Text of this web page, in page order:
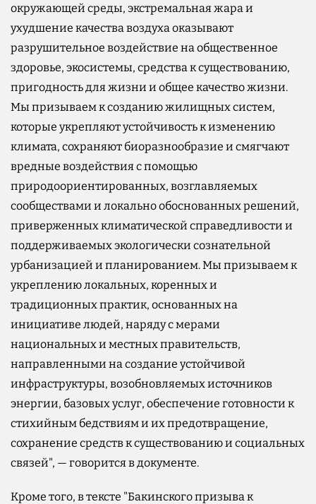
окружающей среды, экстремальная жара и
ухудшение качества воздуха оказывают
разрушительное воздействие на общественное
здоровье, экосистемы, средства к существованию,
пригодность для жизни и общее качество жизни.
Мы призываем к созданию жилищных систем,
которые укрепляют устойчивость к изменению
климата, сохраняют биоразнообразие и смягчают
вредные воздействия с помощью
природоориентированных, возглавляемых
сообществами и локально обоснованных решений,
приверженных климатической справедливости и
поддерживаемых экологически сознательной
урбанизацией и планированием. Мы призываем к
укреплению локальных, коренных и
традиционных практик, основанных на
инициативе людей, наряду с мерами
национальных и местных правительств,
направленными на создание устойчивой
инфраструктуры, возобновляемых источников
энергии, базовых услуг, обеспечение готовности к
стихийным бедствиям и их предотвращение,
сохранение средств к существованию и социальных
связей", — говорится в документе.
Кроме того, в тексте "Бакинского призыва к